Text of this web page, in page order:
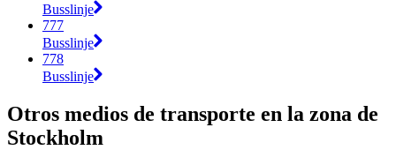
Busslinje
777
Busslinje
778
Busslinje
Otros medios de transporte en la zona de
Stockholm